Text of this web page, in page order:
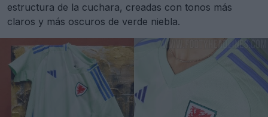
estructura de la cuchara, creadas con tonos más
claros y más oscuros de verde niebla.